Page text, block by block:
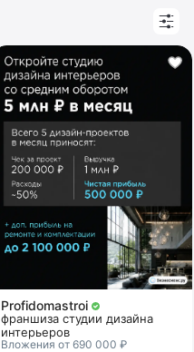
Profidomastroi
франшиза студии дизайна
интерьеров
Вложения от 690 000 ₽